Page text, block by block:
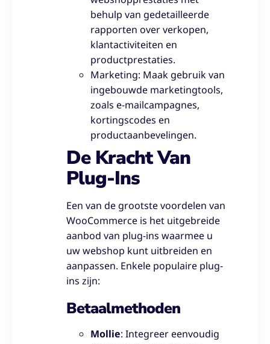
behulp van gedetailleerde
rapporten over verkopen,
klantactiviteiten en
productprestaties.
Marketing: Maak gebruik van
ingebouwde marketingtools,
zoals e-mailcampagnes,
kortingscodes en
productaanbevelingen.
De Kracht Van
Plug-Ins
Een van de grootste voordelen van
WooCommerce is het uitgebreide
aanbod van plug-ins waarmee u
uw webshop kunt uitbreiden en
aanpassen. Enkele populaire plug-
ins zijn:
Betaalmethoden
Mollie: Integreer eenvoudig